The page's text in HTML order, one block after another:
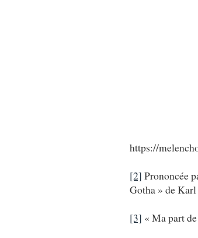
https://
[2] Prononcée
Gotha » de
[3] « Ma part